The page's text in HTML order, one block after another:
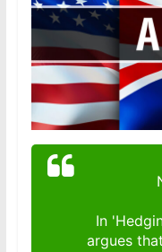
In
argues